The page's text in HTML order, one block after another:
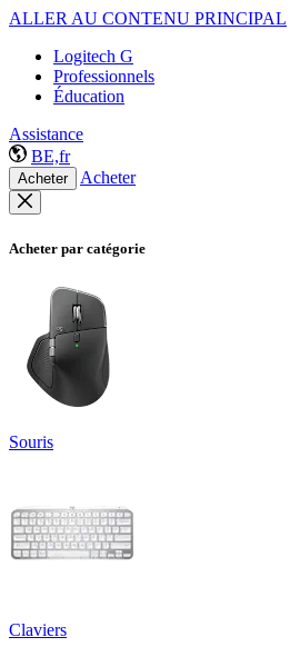
ALLER AU CONTENU PRINCIPAL
Logitech G
Professionnels
Éducation
Assistance
BE,fr
Acheter Acheter
Acheter par catégorie
Souris
Claviers